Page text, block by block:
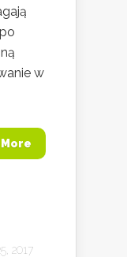
w
2017